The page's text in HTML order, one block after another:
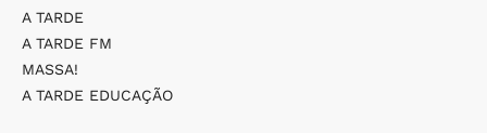
A TARDE
A TARDE FM
MASSA!
A TARDE EDUCAÇÃO